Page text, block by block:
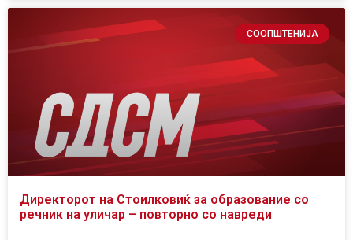
СООПШТЕНИЈА
Директорот на Стоилковиќ за образование со
речник на уличар – повторно со навреди